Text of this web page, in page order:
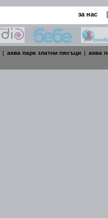
за нас |
| аква парк златни пясъци | аква